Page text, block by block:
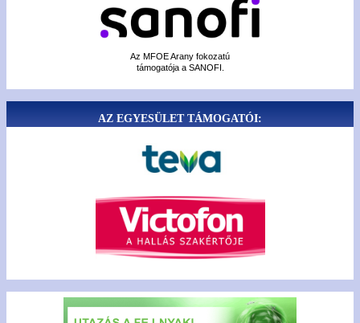
Az MFOE Arany fokozatú
támogatója a SANOFI.
AZ EGYESÜLET TÁMOGATÓI: